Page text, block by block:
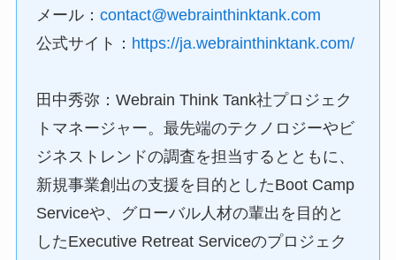
メール：contact@webrainthinktank.com
公式サイト： https://ja.webrainthinktank.com/
田中秀弥：Webrain Think Tank社プロジェク
トマネージャー。最先端のテクノロジーやビ
ジネストレンドの調査を担当するとともに、
新規事業創出の支援を目的としたBoot Camp
Serviceや、グローバル人材の輩出を目的と
したExecutive Retreat Serviceのプロジェク